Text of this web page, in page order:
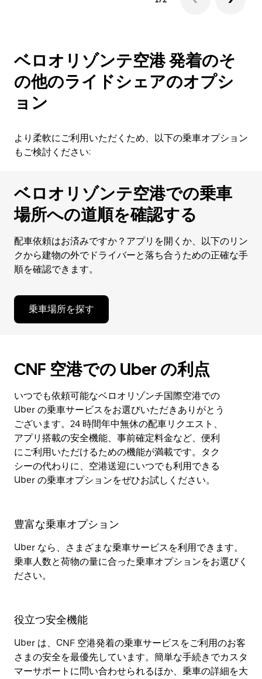
ベロオリゾンテ空港 発着のそ
の他のライドシェアのオプシ
ョン
より柔軟にご利用いただくため、以下の乗車オプション
もご検討ください:
ベロオリゾンテ空港での乗車
場所への道順を確認する
配車依頼はお済みですか？アプリを開くか、以下のリン
クから建物の外でドライバーと落ち合うための正確な手
順を確認できます。
乗車場所を探す
CNF 空港での Uber の利点
いつでも依頼可能なベロオリゾンチ国際空港での
Uber の乗車サービスをお選びいただきありがとう
ございます。24 時間年中無休の配車リクエスト、
アプリ搭載の安全機能、事前確定料金など、便利
にご利用いただけるための機能が満載です。タク
シーの代わりに、空港送迎にいつでも利用できる
Uber の乗車オプションをぜひお試しください。
豊富な乗車オプション
Uber なら、さまざまな乗車サービスを利用できます。
乗車人数と荷物の量に合った乗車オプションをお選びく
ださい。
役立つ安全機能
Uber は、CNF 空港発着の乗車サービスをご利用のお客
さまの安全を最優先しています。簡単な手続きでカスタ
マーサポートに問い合わせられるほか、乗車の詳細を大